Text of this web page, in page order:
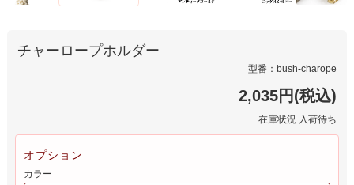
チャーロープホルダー
型番：bush-charope
2,035円(税込)
在庫状況 入荷待ち
カラー